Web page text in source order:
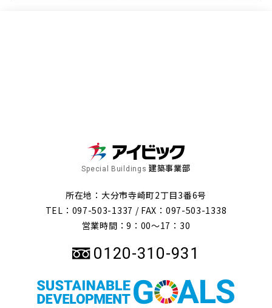
Special Buildings 建築事業部
所在地：大分市寺崎町2丁目3番6号
TEL：097-503-1337 / FAX：097-503-1338
営業時間：9：00～17：30
0120-310-931